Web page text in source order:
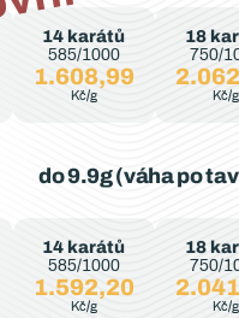
14 karátů
585/1000
1.608,99
Kč/g
18
750/
Kč/g
do 9.9g (váha po
14 karátů
585/1000
1.592,20
Kč/g
18
750/
Kč/g